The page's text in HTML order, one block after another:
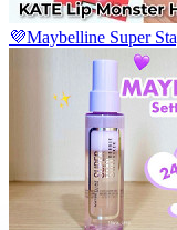
💜Maybelline Super